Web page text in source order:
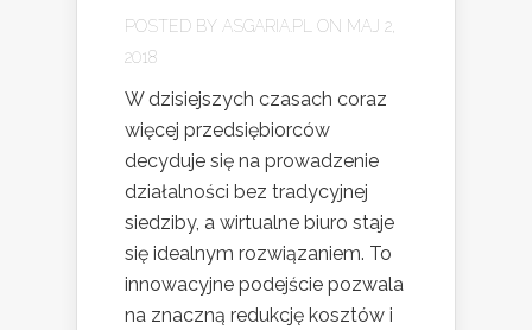
POSTED BY ASGARIA.PL
ON MAJ 2,
2018
W dzisiejszych czasach coraz
więcej przedsiębiorców
decyduje się na prowadzenie
działalności bez tradycyjnej
siedziby, a wirtualne biuro staje
się idealnym rozwiązaniem. To
innowacyjne podejście pozwala
na znaczną redukcję kosztów i